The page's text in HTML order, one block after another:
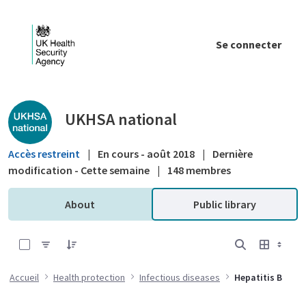
Se connecter
Public library - UKHSA national
UKHSA national
Accès restreint | En cours - août 2018 |
Dernière
modification - Cette semaine | 148 membres
About Public library
Accueil Health protection Infectious diseases Hepatitis B